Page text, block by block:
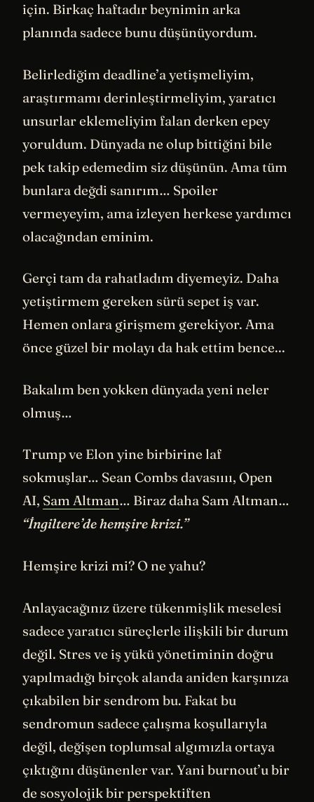
için. Birkaç haftadır beynimin arka
planında sadece bunu düşünüyordum.
Belirlediğim deadline’a yetişmeliyim,
araştırmamı derinleştirmeliyim, yaratıcı
unsurlar eklemeliyim falan derken epey
yoruldum. Dünyada ne olup bittiğini bile
pek takip edemedim siz düşünün. Ama tüm
bunlara değdi sanırım… Spoiler
vermeyeyim, ama izleyen herkese yardımcı
olacağından eminim.
Gerçi tam da rahatladım diyemeyiz. Daha
yetiştirmem gereken sürü sepet iş var.
Hemen onlara girişmem gerekiyor. Ama
önce güzel bir molayı da hak ettim bence...
Bakalım ben yokken dünyada yeni neler
olmuş…
Trump ve Elon yine birbirine laf
sokmuşlar… Sean Combs davasıııı, Open
AI, Sam Altman… Biraz daha Sam Altman…
“İngiltere’de hemşire krizi.”
Hemşire krizi mi? O ne yahu?
Anlayacağınız üzere tükenmişlik meselesi
sadece yaratıcı süreçlerle ilişkili bir durum
değil. Stres ve iş yükü yönetiminin doğru
yapılmadığı birçok alanda aniden karşınıza
çıkabilen bir sendrom bu. Fakat bu
sendromun sadece çalışma koşullarıyla
değil, değişen toplumsal algımızla ortaya
çıktığını düşünenler var. Yani burnout’u bir
de sosyolojik bir perspektiften